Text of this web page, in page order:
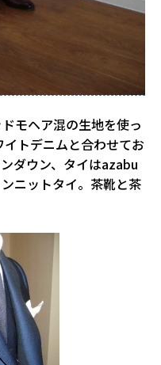
モヘア混の生地を使っ
トデニムと合わせてお
ダウン、タイはazabu
ニットタイ。茶靴と茶